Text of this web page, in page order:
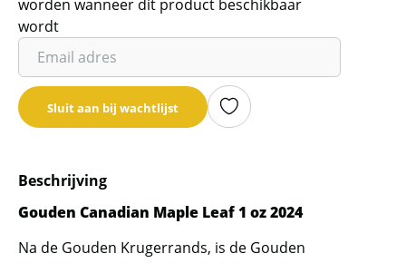
worden wanneer dit product beschikbaar
wordt
Vul
je
email
adres
de
wachtlijst
dit
Sluit aan bij wachtlijst
Beschrijving
Gouden Canadian Maple Leaf 1 oz 2024
Na de Gouden Krugerrands, is de Gouden